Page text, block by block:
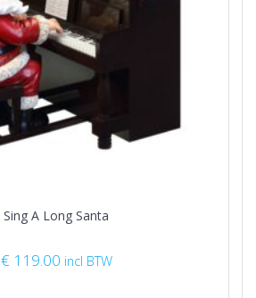
Sing A Long Santa
€ 119.00 incl BTW